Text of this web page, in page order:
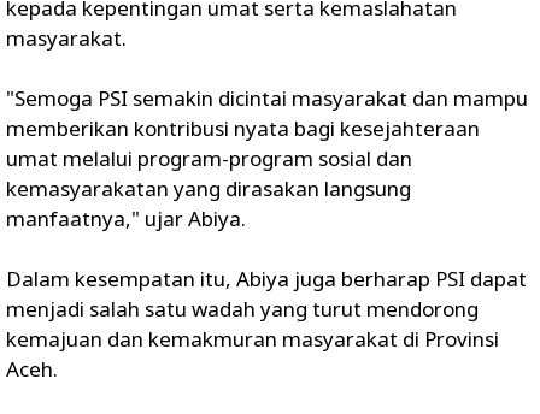
kepada kepentingan umat serta kemaslahatan
masyarakat.
"Semoga PSI semakin dicintai masyarakat dan mampu
memberikan kontribusi nyata bagi kesejahteraan
umat melalui program-program sosial dan
kemasyarakatan yang dirasakan langsung
manfaatnya," ujar Abiya.
Dalam kesempatan itu, Abiya juga berharap PSI dapat
menjadi salah satu wadah yang turut mendorong
kemajuan dan kemakmuran masyarakat di Provinsi
Aceh.